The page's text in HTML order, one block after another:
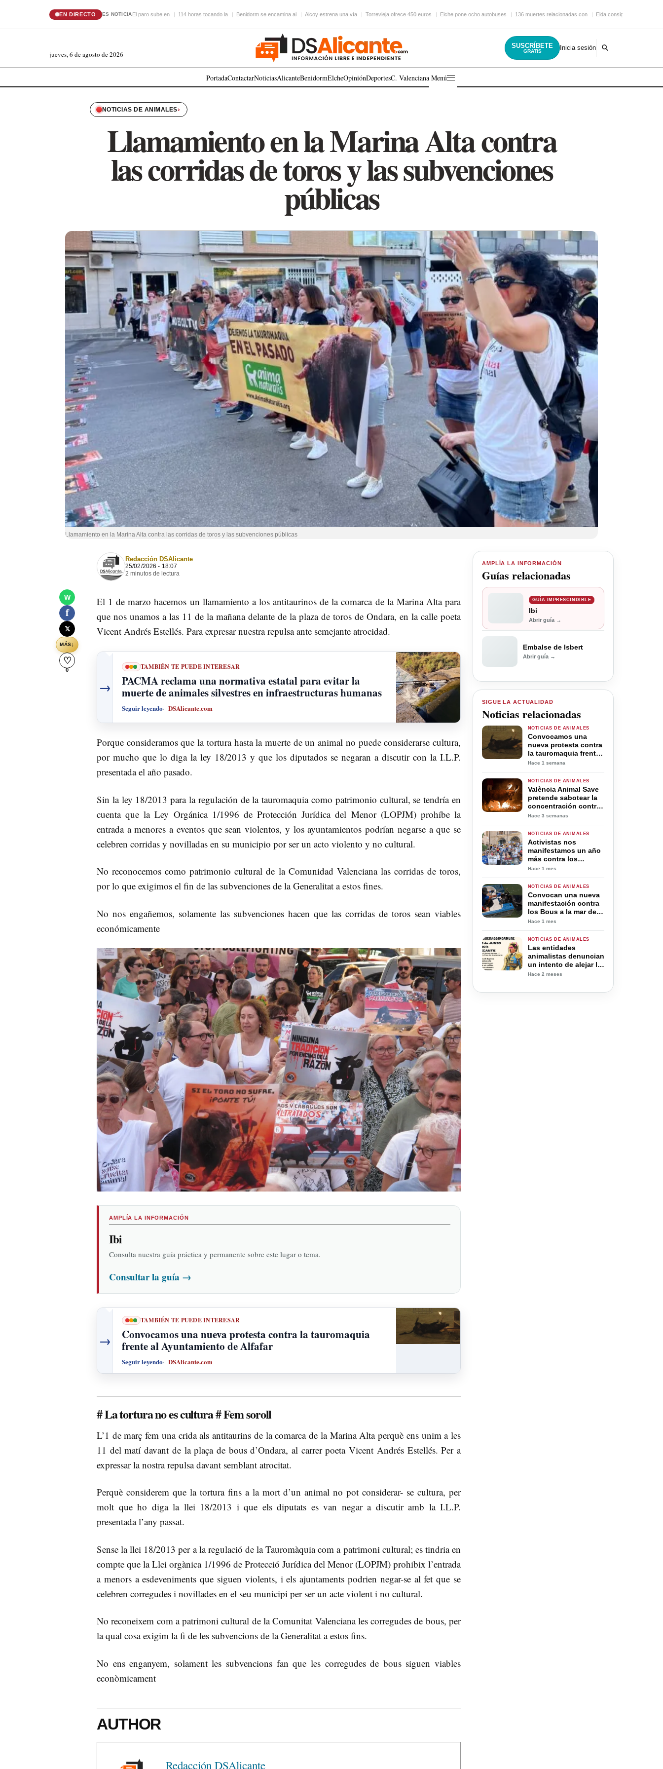
EN DIRECTO ES NOTICIAEl paro sube en 114 horas tocando la Benidorm se encamina al Alcoy estrena una vía Torrevieja ofrece 450 euros Elche pone ocho autobuses 136 muertes relacionadas con Elda consigue una nueva
jueves, 6 de agosto de 2026
SUSCRÍBETE
GRATIS Inicia sesión
PortadaContactarNoticiasAlicanteBenidormElcheOpiniónDeportesC. Valenciana Menú
NOTICIAS DE ANIMALES›
Llamamiento en la Marina Alta contra
las corridas de toros y las subvenciones
públicas
Llamamiento en la Marina Alta contra las corridas de toros y las subvenciones públicas
W
f
𝕏
MÁS↓
♡
0
Redacción DSAlicante
25/02/2026 - 18:07
2 minutos de lectura
El 1 de marzo hacemos un llamamiento a los antitaurinos de la comarca de la Marina Alta para
que nos unamos a las 11 de la mañana delante de la plaza de toros de Ondara, en la calle poeta
Vicent Andrés Estellés. Para expresar nuestra repulsa ante semejante atrocidad.
→
TAMBIÉN TE PUEDE INTERESAR
PACMA reclama una normativa estatal para evitar la
muerte de animales silvestres en infraestructuras humanas
Seguir leyendo DSAlicante.com
Porque consideramos que la tortura hasta la muerte de un animal no puede considerarse cultura,
por mucho que lo diga la ley 18/2013 y que los diputados se negaran a discutir con la I.L.P.
presentada el año pasado.
Sin la ley 18/2013 para la regulación de la tauromaquia como patrimonio cultural, se tendría en
cuenta que la Ley Orgánica 1/1996 de Protección Jurídica del Menor (LOPJM) prohíbe la
entrada a menores a eventos que sean violentos, y los ayuntamientos podrían negarse a que se
celebren corridas y novilladas en su municipio por ser un acto violento y no cultural.
No reconocemos como patrimonio cultural de la Comunidad Valenciana las corridas de toros,
por lo que exigimos el fin de las subvenciones de la Generalitat a estos fines.
No nos engañemos, solamente las subvenciones hacen que las corridas de toros sean viables
económicamente
AMPLÍA LA INFORMACIÓN
Ibi
Consulta nuestra guía práctica y permanente sobre este lugar o tema.
Consultar la guía →
→
TAMBIÉN TE PUEDE INTERESAR
Convocamos una nueva protesta contra la tauromaquia
frente al Ayuntamiento de Alfafar
Seguir leyendo DSAlicante.com
# La tortura no es cultura # Fem soroll
L’1 de març fem una crida als antitaurins de la comarca de la Marina Alta perquè ens unim a les
11 del matí davant de la plaça de bous d’Ondara, al carrer poeta Vicent Andrés Estellés. Per a
expressar la nostra repulsa davant semblant atrocitat.
Perquè considerem que la tortura fins a la mort d’un animal no pot considerar- se cultura, per
molt que ho diga la llei 18/2013 i que els diputats es van negar a discutir amb la I.L.P.
presentada l’any passat.
Sense la llei 18/2013 per a la regulació de la Tauromàquia com a patrimoni cultural; es tindria en
compte que la Llei orgànica 1/1996 de Protecció Jurídica del Menor (LOPJM) prohibix l’entrada
a menors a esdeveniments que siguen violents, i els ajuntaments podrien negar-se al fet que se
celebren corregudes i novillades en el seu municipi per ser un acte violent i no cultural.
No reconeixem com a patrimoni cultural de la Comunitat Valenciana les corregudes de bous, per
la qual cosa exigim la fi de les subvencions de la Generalitat a estos fins.
No ens enganyem, solament les subvencions fan que les corregudes de bous siguen viables
econòmicament
AUTHOR
Redacción DSAlicante
AMPLÍA LA INFORMACIÓN
Guías relacionadas
GUÍA IMPRESCINDIBLE
Ibi
Abrir guía →
Embalse de Isbert
Abrir guía →
SIGUE LA ACTUALIDAD
Noticias relacionadas
NOTICIAS DE ANIMALES
Convocamos una
nueva protesta contra
la tauromaquia frente
al Ayuntamiento de
Alfafar
Hace 1 semana
NOTICIAS DE ANIMALES
València Animal Save
pretende sabotear la
concentración contra
los actos taurinos en
Alfafar
Hace 3 semanas
NOTICIAS DE ANIMALES
Activistas nos
manifestamos un año
más contra los
aberrantes Bous a la
mar de Dénia
Hace 1 mes
NOTICIAS DE ANIMALES
Convocan una nueva
manifestación contra
los Bous a la mar de
Dénia
Hace 1 mes
NOTICIAS DE ANIMALES
Las entidades
animalistas denuncian
un intento de alejar la
manifestación
Hace 2 meses